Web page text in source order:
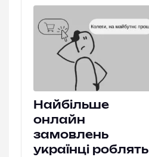
Найбільше
онлайн
замовлень
українці роблять